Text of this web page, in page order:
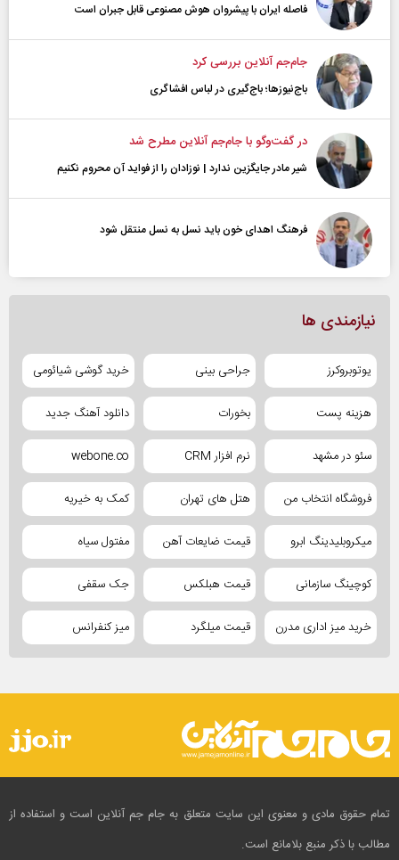
فاصله ایران با پیشرو‌ان هوش مصنوعی قابل جبران است
جام‌جم آنلاین بررسی کرد
باج‌نیوزها؛ باج‌گیری در لباس افشاگری
در گفت‌و‌گو با جام‌جم آنلاین مطرح شد
شیر مادر جایگزین ندارد | نوزادان را از فواید آن محروم نکنیم
فرهنگ اهدای خون باید نسل به نسل منتقل شود
نیازمندی ها
یوتوبروکرز جراحی بینی خرید گوشی شیائومی
هزینه پست بخورات دانلود آهنگ جدید
سئو در مشهد نرم افزار CRM webone.co
فروشگاه انتخاب من هتل های تهران کمک به خیریه
میکروبلیدینگ ابرو قیمت ضایعات آهن مفتول سیاه
کوچینگ سازمانی قیمت هبلکس جک سقفی
خرید میز اداری مدرن قیمت میلگرد میز کنفرانس
تمام حقوق مادی و معنوی این سایت متعلق به جام جم آنلاین است و استفاده از
مطالب با ذکر منبع بلامانع است.